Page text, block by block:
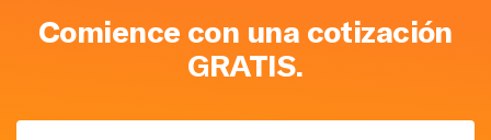
Comience con una cotización
GRATIS.